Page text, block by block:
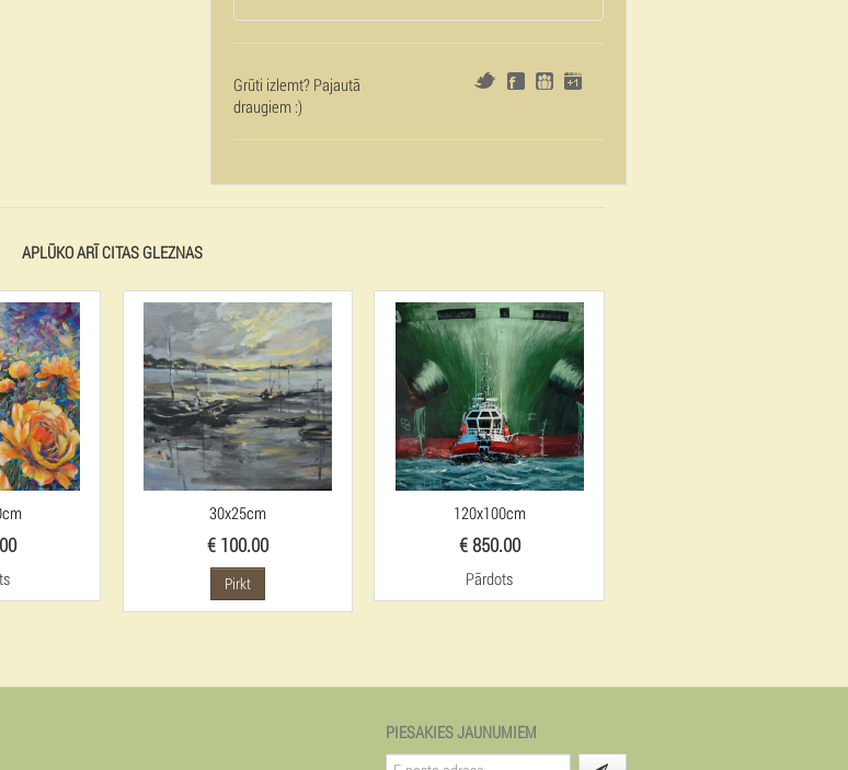
Grūti izlemt? Pajautā
draugiem :)
APLŪKO ARĪ CITAS GLEZNAS
30x25cm
€ 100.00
Pirkt
120x100cm
€ 850.00
Pārdots
PIESAKIES JAUNUMIEM